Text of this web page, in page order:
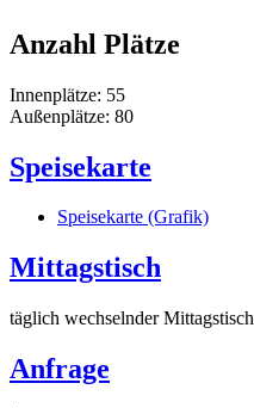
Anzahl Plätze
Innenplätze: 55
Außenplätze: 80
Speisekarte
Speisekarte (Grafik)
Mittagstisch
täglich wechselnder Mittagstisch
Anfrage